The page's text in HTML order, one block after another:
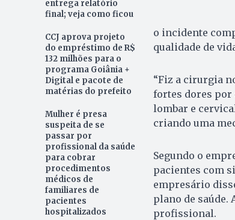
entrega relatório
final; veja como ficou
CCJ aprova projeto
do empréstimo de R$
132 milhões para o
programa Goiânia +
Digital e pacote de
matérias do prefeito
Mulher é presa
suspeita de se
passar por
profissional da saúde
para cobrar
procedimentos
médicos de
familiares de
pacientes
hospitalizados
o incidente
qualidade de
“Fiz a cirurgia
fortes dores por
lombar e
criando uma
Segundo o
pacientes com
empresário
plano de
profissional.